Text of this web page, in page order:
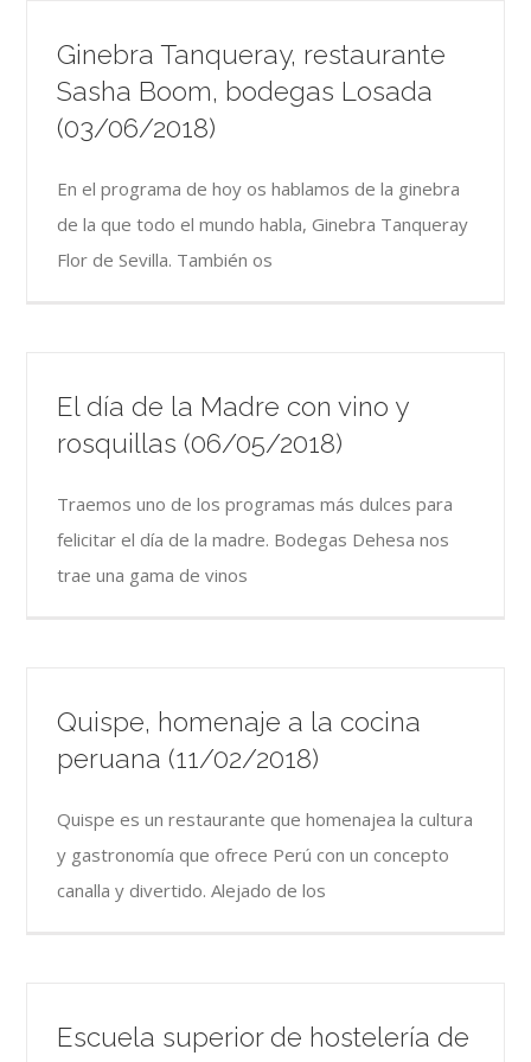
Ginebra Tanqueray, restaurante
Sasha Boom, bodegas Losada
(03/06/2018)
En el programa de hoy os hablamos de la ginebra
de la que todo el mundo habla, Ginebra Tanqueray
Flor de Sevilla. También os
El día de la Madre con vino y
rosquillas (06/05/2018)
Traemos uno de los programas más dulces para
felicitar el día de la madre. Bodegas Dehesa nos
trae una gama de vinos
Quispe, homenaje a la cocina
peruana (11/02/2018)
Quispe es un restaurante que homenajea la cultura
y gastronomía que ofrece Perú con un concepto
canalla y divertido. Alejado de los
Escuela superior de hostelería de